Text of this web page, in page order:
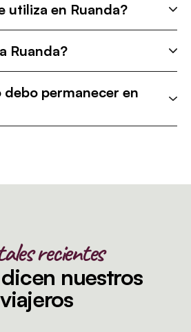
utiliza en Ruanda?
Ruanda?
permanecer en
recientes
nuestros
viajeros